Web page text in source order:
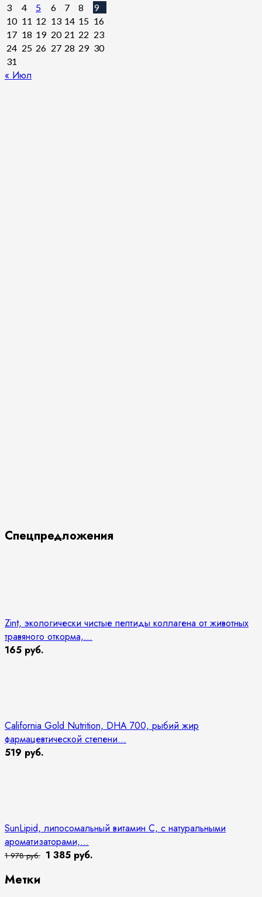
3
4 5 6 7 8
9
10 11 12 13 14 15 16
17 18 19 20 21 22 23
24 25 26 27 28 29 30
31
« Июл
Спецпредложения
Zint, экологически чистые пептиды коллагена от животных
травяного откорма,...
165 руб.
California Gold Nutrition, DHA 700, рыбий жир
фармацевтической степени...
519 руб.
SunLipid, липосомальный витамин C, с натуральными
ароматизаторами,...
1 978 руб. 1 385 руб.
Метки